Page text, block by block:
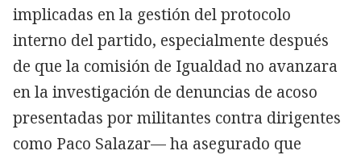
implicadas en la gestión del protocolo
interno del partido, especialmente después
de que la comisión de Igualdad no avanzara
en la investigación de denuncias de acoso
presentadas por militantes contra dirigentes
como Paco Salazar— ha asegurado que